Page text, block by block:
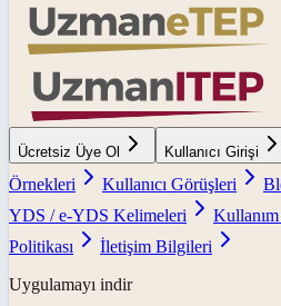
Ücretsiz Üye Ol Kullanıcı Girişi
Örnekleri
Kullanıcı Görüşleri
YDS / e-YDS Kelimeleri
Politikası
İletişim Bilgileri
Uygulamayı indir